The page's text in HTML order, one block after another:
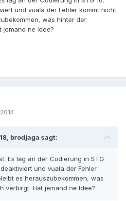
und vuala der Fehler kommt nicht
was hinter der
jemand ne Idee?
brodjaga sagt:
Es lag an der Codierung in STG
und vuala der Fehler
es herauszubekommen, was
verbirgt. Hat jemand ne Idee?